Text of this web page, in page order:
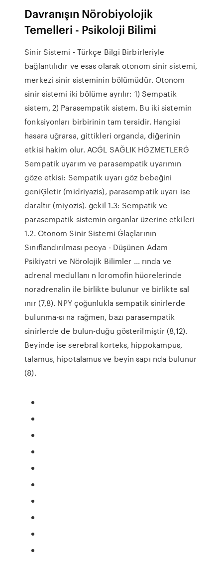
Davranışın Nörobiyolojik
Temelleri - Psikoloji Bilimi
Sinir Sistemi - Türkçe Bilgi Birbirleriyle
bağlantılıdır ve esas olarak otonom sinir sistemi,
merkezi sinir sisteminin bölümüdür. Otonom
sinir sistemi iki bölüme ayrılır: 1) Sempatik
sistem, 2) Parasempatik sistem. Bu iki sistemin
fonksiyonları birbirinin tam tersidir. Hangisi
hasara uğrarsa, gittikleri organda, diğerinin
etkisi hakim olur. ACĠL SAĞLIK HĠZMETLERĠ
Sempatik uyarım ve parasempatik uyarımın
göze etkisi: Sempatik uyarı göz bebeğini
geniĢletir (midriyazis), parasempatik uyarı ise
daraltır (miyozis). ġekil 1.3: Sempatik ve
parasempatik sistemin organlar üzerine etkileri
1.2. Otonom Sinir Sistemi Ġlaçlarının
Sınıflandırılması pecya - Düşünen Adam
Psikiyatri ve Nörolojik Bilimler ... rında ve
adrenal medullanı n lcromofin hücrelerinde
noradrenalin ile birlikte bulunur ve birlikte sal
ınır (7,8). NPY çoğunlukla sempatik sinirlerde
bulunma-sı na rağmen, bazı parasempatik
sinirlerde de bulun-duğu gösterilmiştir (8,12).
Beyinde ise serebral korteks, hippokampus,
talamus, hipotalamus ve beyin sapı nda bulunur
(8).